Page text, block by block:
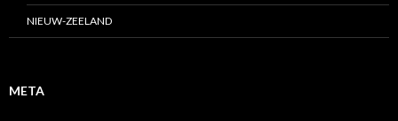
NIEUW-ZEELAND
META